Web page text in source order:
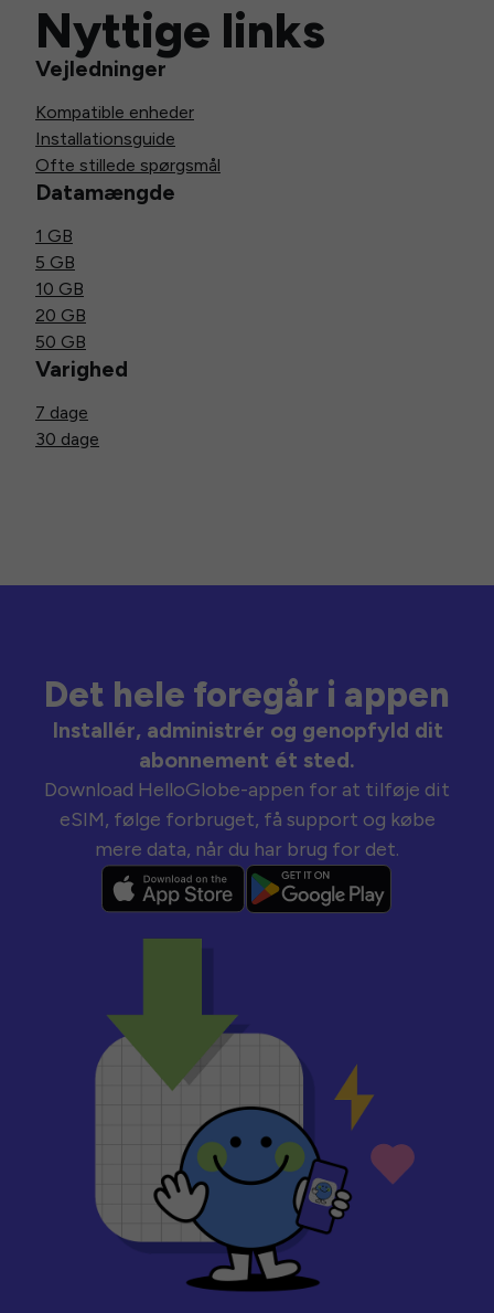
Nyttige links
Vejledninger
Kompatible enheder
Installationsguide
Ofte stillede spørgsmål
Datamængde
1 GB
5 GB
10 GB
20 GB
50 GB
Varighed
7 dage
30 dage
Det hele foregår i appen
Installér, administrér og genopfyld dit
abonnement ét sted.
Download HelloGlobe-appen for at tilføje dit
eSIM, følge forbruget, få support og købe
mere data, når du har brug for det.